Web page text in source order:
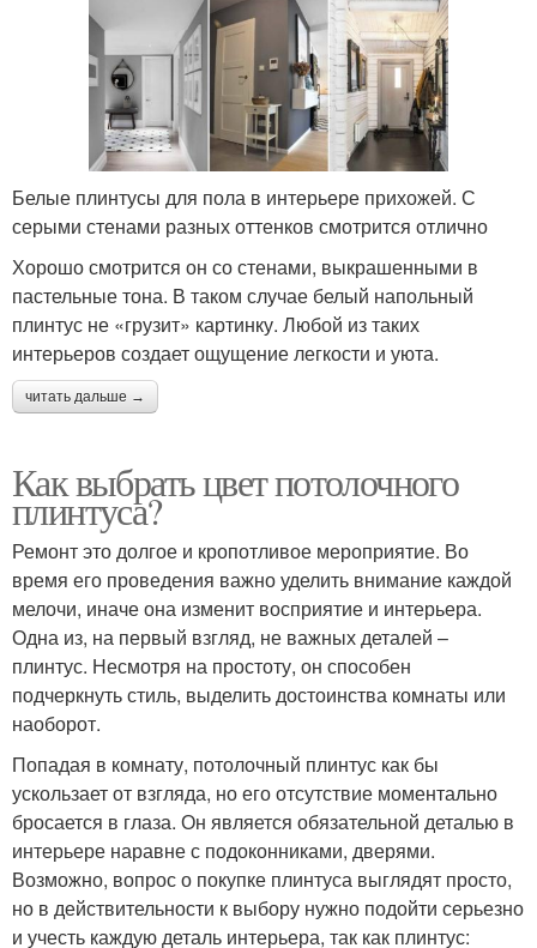
Белые плинтусы для пола в интерьере прихожей. С
серыми стенами разных оттенков смотрится отлично
Хорошо смотрится он со стенами, выкрашенными в
пастельные тона. В таком случае белый напольный
плинтус не «грузит» картинку. Любой из таких
интерьеров создает ощущение легкости и уюта.
читать дальше →
Как выбрать цвет потолочного
плинтуса?
Ремонт это долгое и кропотливое мероприятие. Во
время его проведения важно уделить внимание каждой
мелочи, иначе она изменит восприятие и интерьера.
Одна из, на первый взгляд, не важных деталей –
плинтус. Несмотря на простоту, он способен
подчеркнуть стиль, выделить достоинства комнаты или
наоборот.
Попадая в комнату, потолочный плинтус как бы
ускользает от взгляда, но его отсутствие моментально
бросается в глаза. Он является обязательной деталью в
интерьере наравне с подоконниками, дверями.
Возможно, вопрос о покупке плинтуса выглядят просто,
но в действительности к выбору нужно подойти серьезно
и учесть каждую деталь интерьера, так как плинтус: